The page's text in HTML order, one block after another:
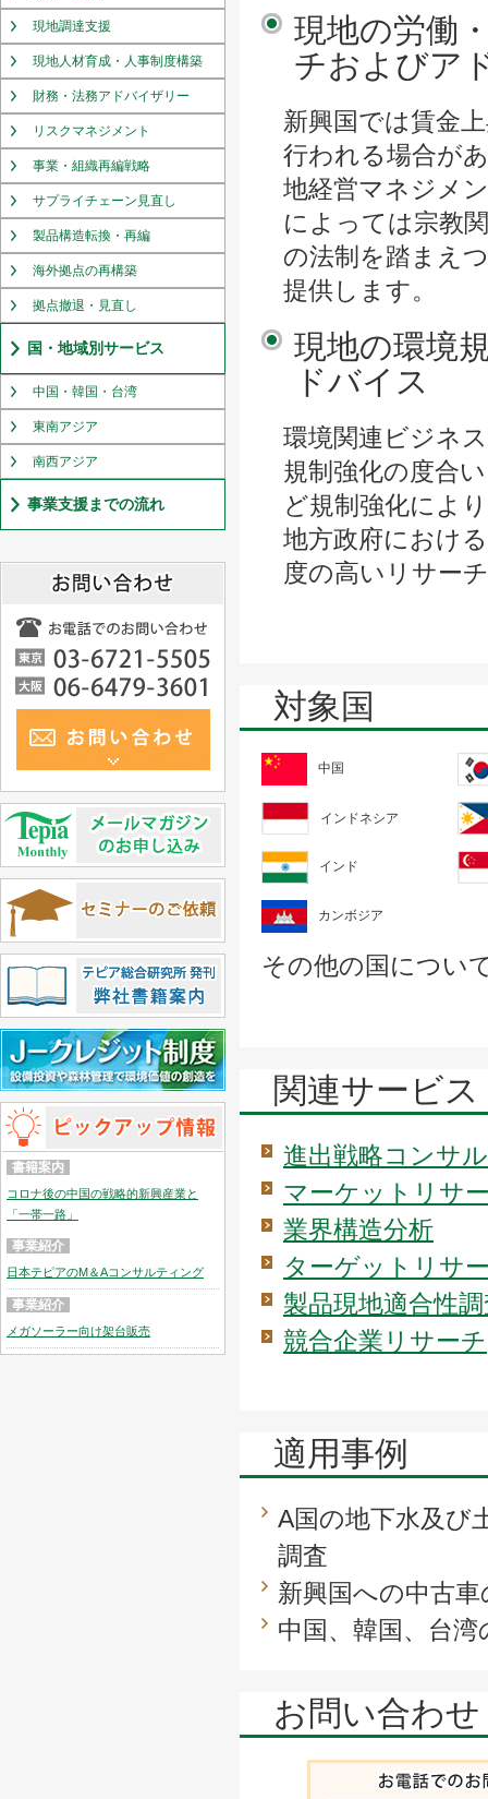
現地の労働
チおよびア
新興国では賃金
行われる場合が
地経営マネジメ
によっては宗教
の法制を踏まえ
提供します。
現地の環境
ドバイス
環境関連ビジネ
規制強化の度合
ど規制強化によ
地方政府におけ
度の高いリサー
対象国
中国
インドネシア
インド
カンボジア
その他の国につい
関連サービス
進出戦略コンサ
マーケットリサ
業界構造分析
ターゲットリサ
製品現地適合性
競合企業リサーチ
適用事例
A国の地下水及び
調査
新興国への中古
中国、韓国、台
お問い合わせ
現地調達支援
現地人材育成・人事制度構築
財務・法務アドバイザリー
リスクマネジメント
事業・組織再編戦略
サプライチェーン見直し
製品構造転換・再編
海外拠点の再構築
拠点撤退・見直し
国・地域別サービス
中国・韓国・台湾
東南アジア
南西アジア
事業支援までの流れ
書籍案内
コロナ後の中国の戦略的新興産業と
「一帯一路」
事業紹介
日本テピアのM＆Aコンサルティング
事業紹介
メガソーラー向け架台販売